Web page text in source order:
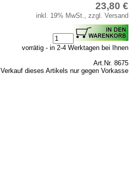
23,80 €
inkl. 19% MwSt., zzgl. Versand
vorrätig - in 2-4 Werktagen bei Ihnen
Art.Nr. 8675
Verkauf dieses Artikels nur gegen Vorkasse